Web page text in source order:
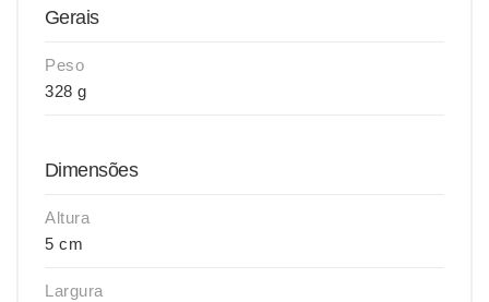
Gerais
Peso
328 g
Dimensões
Altura
5 cm
Largura